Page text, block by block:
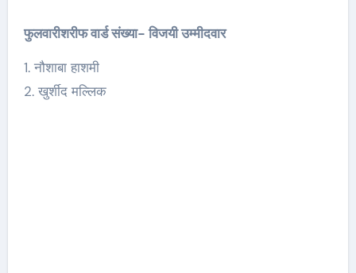
फुलवारीशरीफ वार्ड संख्या- विजयी उम्मीदवार
1. नौशाबा हाशमी
2. खुर्शीद मल्लिक